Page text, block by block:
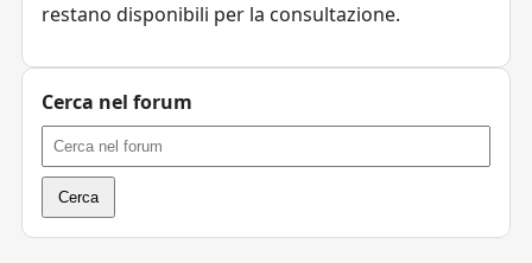
restano disponibili per la consultazione.
Cerca nel forum
Cerca